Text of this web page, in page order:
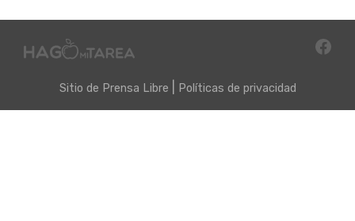
Sitio de Prensa Libre Políticas de privacidad